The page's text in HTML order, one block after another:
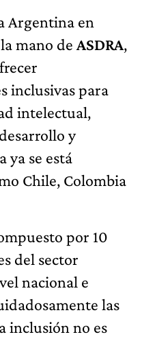
Argentina en
mano de ASDRA,
inclusivas para
intelectual,
y
ya se está
Chile, Colombia
por 10
del sector
nacional e
las
inclusión no es